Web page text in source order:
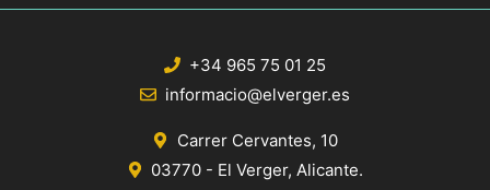
+34 965 75 01 25
informacio@elverger.es
Carrer Cervantes, 10
03770 - El Verger, Alicante.